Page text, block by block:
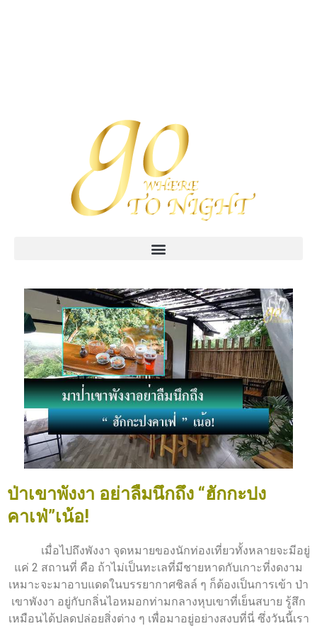
ป่าเขาพังงา อย่าลืมนึกถึง “ฮักกะปง
คาเฟ่”เน้อ!
เมื่อไปถึงพังงา จุดหมายของนักท่องเที่ยวทั้งหลายจะมีอยู่
แค่ 2 สถานที่ คือ ถ้าไม่เป็นทะเลที่มีชายหาดกับเกาะที่งดงาม
เหมาะจะมาอาบแดดในบรรยากาศชิลล์ ๆ ก็ต้องเป็นการเข้า ป่า
เขาพังงา อยู่กับกลิ่นไอหมอกท่ามกลางหุบเขาที่เย็นสบาย รู้สึก
เหมือนได้ปลดปล่อยสิ่งต่าง ๆ เพื่อมาอยู่อย่างสงบที่นี่ ซึ่งวันนี้เรา